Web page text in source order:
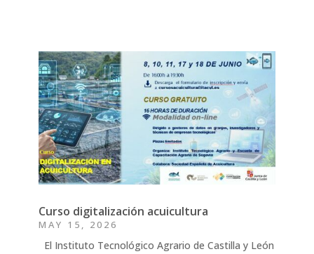
Curso digitalización acuicultura
MAY 15, 2026
El Instituto Tecnológico Agrario de Castilla y León